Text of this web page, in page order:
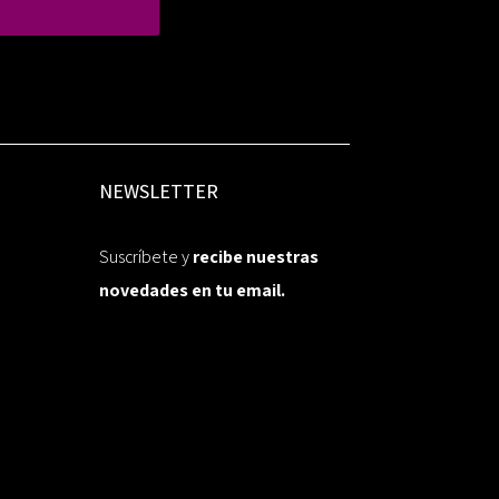
NEWSLETTER
Suscríbete yrecibe nuestras
novedades en tu email.